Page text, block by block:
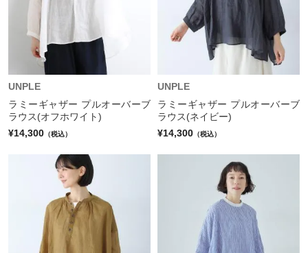
UNPLE
ラミーギャザー プルオーバーブ
ラウス(オフホワイト)
¥14,300 （税込）
UNPLE
ラミーギャザー プルオーバーブ
ラウス(ネイビー)
¥14,300 （税込）